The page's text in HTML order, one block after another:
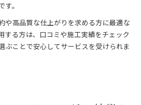
。
や高品質な仕上がりを求める方に最適な
する方は、口コミや施工実績をチェック
ぶことで安心してサービスを受けられま